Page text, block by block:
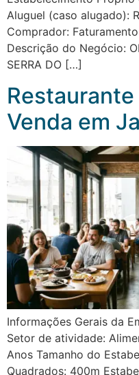
Aluguel (caso alugado):
Comprador:
Descrição do Negócio:
SERRA DO […]
Venda em
Informações Gerais da
Setor de atividade:
Anos Tamanho do
Quadrados: 400m